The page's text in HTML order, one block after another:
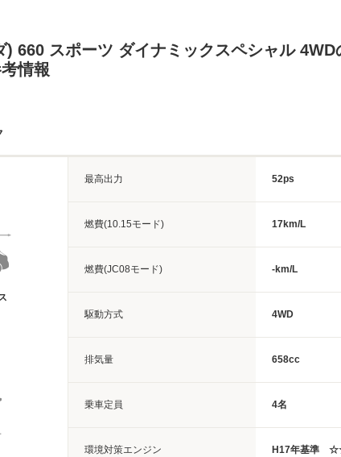
) 660 スポーツ ダイナミックスペシャル 4WD
情報
最高出力 52ps
燃費(10.15モード) 17km/L
燃費(JC08モード) -km/L
駆動方式 4WD
排気量 658cc
乗車定員 4名
環境対策エンジン H17年基準